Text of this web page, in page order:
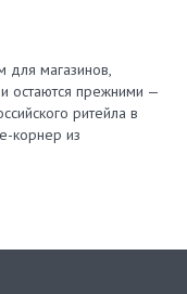
для магазинов,
остаются прежними —
ритейла в
корнер из